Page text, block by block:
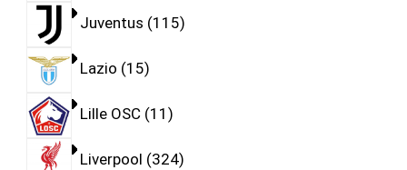
Juventus 115
Lazio 15
Lille OSC 11
Liverpool 324